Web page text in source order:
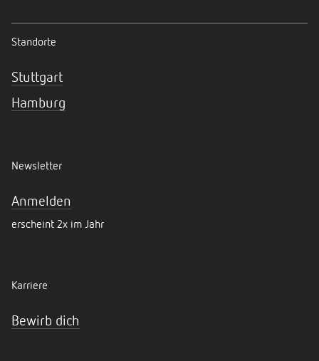
Standorte
Stuttgart
Hamburg
Newsletter
Anmelden
erscheint 2x im Jahr
Karriere
Bewirb dich